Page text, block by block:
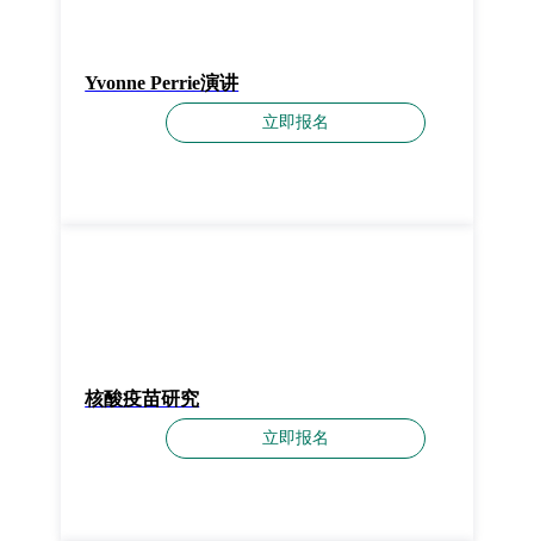
Yvonne Perrie演讲
立即报名
核酸疫苗研究
立即报名